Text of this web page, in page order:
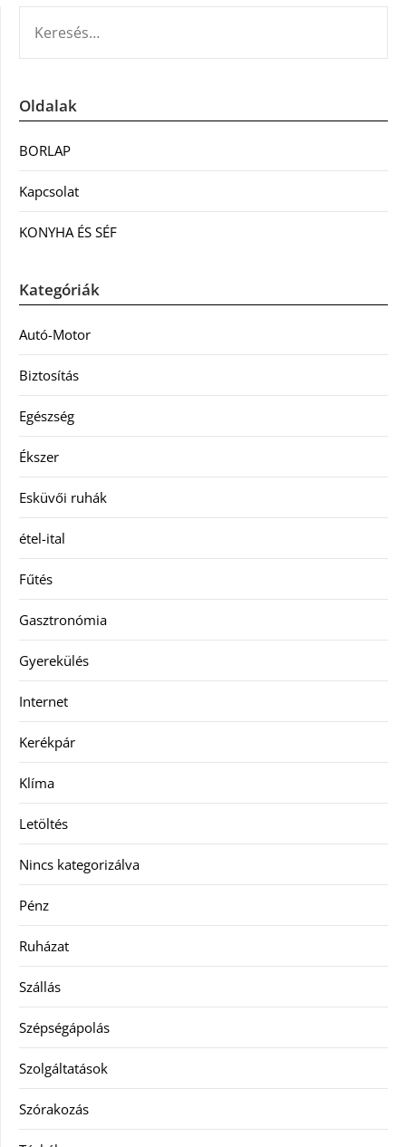
Oldalak
BORLAP
Kapcsolat
KONYHA ÉS SÉF
Kategóriák
Autó-Motor
Biztosítás
Egészség
Ékszer
Esküvői ruhák
étel-ital
Fűtés
Gasztronómia
Gyerekülés
Internet
Kerékpár
Klíma
Letöltés
Nincs kategorizálva
Pénz
Ruházat
Szállás
Szépségápolás
Szolgáltatások
Szórakozás